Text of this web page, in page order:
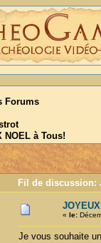
Forums
NOEL à Tous!
Fil de discussion:
« le:
Je vous souhaite